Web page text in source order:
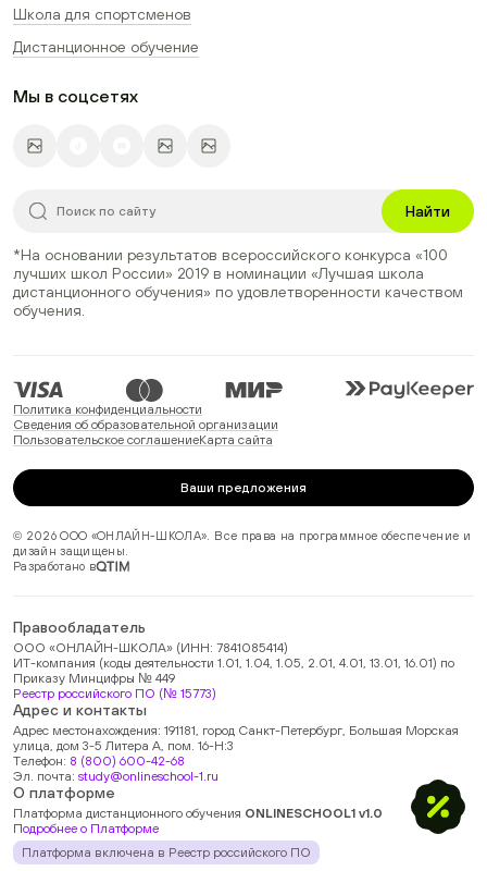
Школа для спортсменов
Дистанционное обучение
Мы в соцсетях
Найти
*На основании результатов всероссийского конкурса «100
лучших школ России» 2019 в номинации «Лучшая школа
дистанционного обучения» по удовлетворенности качеством
обучения.
Политика конфиденциальности
Сведения об образовательной организации
Пользовательское соглашениеКарта сайта
Ваши предложения
© 2026 ООО «ОНЛАЙН-ШКОЛА». Все права на программное обеспечение и
дизайн защищены.
Разработано в
Правообладатель
ООО «ОНЛАЙН-ШКОЛА» (ИНН: 7841085414)
ИТ-компания (коды деятельности 1.01, 1.04, 1.05, 2.01, 4.01, 13.01, 16.01) по
Приказу Минцифры № 449
Реестр российского ПО (№ 15773)
Адрес и контакты
Адрес местонахождения: 191181, город Санкт-Петербург, Большая Морская
улица, дом 3-5 Литера А, пом. 16-Н:3
Телефон: 8 (800) 600-42-68
Эл. почта: study@onlineschool-1.ru
О платформе
Платформа дистанционного обучения ONLINESCHOOL1 v1.0
Подробнее о Платформе
Платформа включена в Реестр российского ПО